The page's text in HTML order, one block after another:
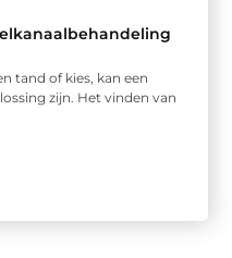
tand of kies, kan een
zijn. Het vinden van